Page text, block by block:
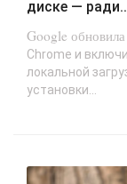
диске — ради..
Google
Chrome и
локальной
установки...